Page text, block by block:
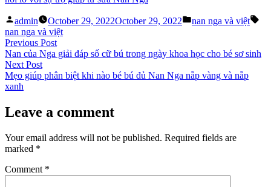
Posted
by
admin October 29, 2022October 29, 2022
Posted
nan nga và việt
nan nga và việt
Post
navigation
Previous PostPrevious
post:
Nan của Nga giải đáp số cữ bú trong ngày khoa học cho bé sơ sinh
Next PostNext
post:
Mẹo giúp phân biệt khi nào bé bú đủ Nan Nga nắp vàng và nắp
xanh
Leave a comment
Your email address will not be published. Required fields are
marked *
Comment *